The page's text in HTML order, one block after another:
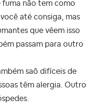
fuma não tem como
até consiga, mas
que vêem isso
passam para outro
saõ difíceis de
têm alergia. Outro